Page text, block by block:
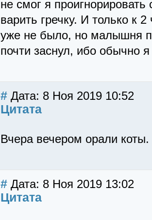
не смог я
варить гречку. И только к
уже не было, но малышня
почти заснул, ибо обычно
# Дата: 8 Ноя 2019 10:52
Цитата
Вчера вечером орали
# Дата: 8 Ноя 2019 13:02
Цитата